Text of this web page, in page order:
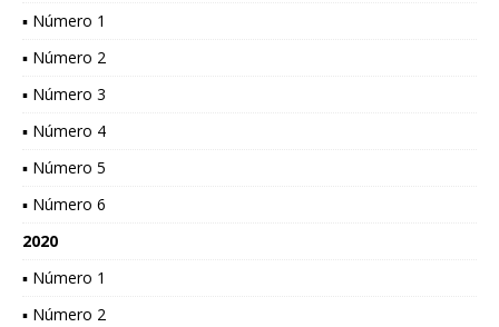
▪ Número 1
▪ Número 2
▪ Número 3
▪ Número 4
▪ Número 5
▪ Número 6
2020
▪ Número 1
▪ Número 2